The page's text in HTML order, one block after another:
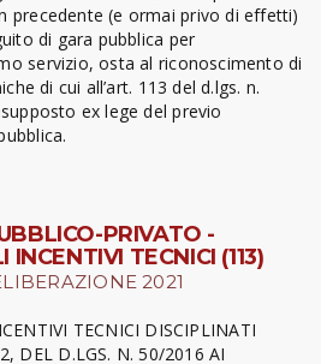
precedente (e ormai privo di effetti)
di gara pubblica per
servizio, osta al riconoscimento di
di cui all’art. 113 del d.lgs. n.
ex lege del previo
PRIVATO -
INCENTIVI TECNICI (113)
2021
TECNICI DISCIPLINATI
DEL D.LGS. N. 50/2016 AI